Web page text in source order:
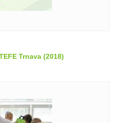
Trnava (2018)